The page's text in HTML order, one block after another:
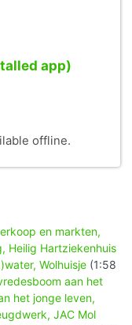
app)
offline.
en markten,
Heilig Hartziekenhuis
Wolhuisje (1:58
aan het
het jonge leven,
JAC Mol